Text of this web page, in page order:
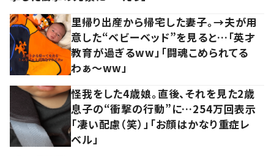
里帰り出産から帰宅した妻子。→夫が用
意した“ベビーベッド”を見ると…「英才
教育が過ぎるww」「闘魂こめられてる
わぁ～ww」
怪我をした4歳娘。直後、それを見た2歳
息子の“衝撃の行動”に…254万回表示
「凄い配慮（笑）」「お顔はかなり重症レ
ベル」